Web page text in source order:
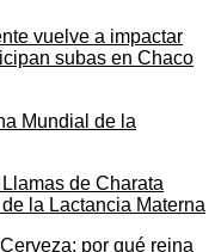
vuelve a impactar
subas en Chaco
de Charata
la Lactancia Materna